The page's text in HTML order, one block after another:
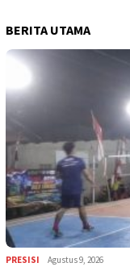
BERITA UTAMA
PRESISI Agustus 9, 2026